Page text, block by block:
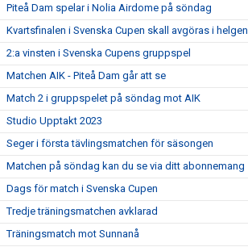
Piteå Dam spelar i Nolia Airdome på söndag
Kvartsfinalen i Svenska Cupen skall avgöras i helgen
2:a vinsten i Svenska Cupens gruppspel
Matchen AIK - Piteå Dam går att se
Match 2 i gruppspelet på söndag mot AIK
Studio Upptakt 2023
Seger i första tävlingsmatchen för säsongen
Matchen på söndag kan du se via ditt abonnemang
Dags för match i Svenska Cupen
Tredje träningsmatchen avklarad
Träningsmatch mot Sunnanå